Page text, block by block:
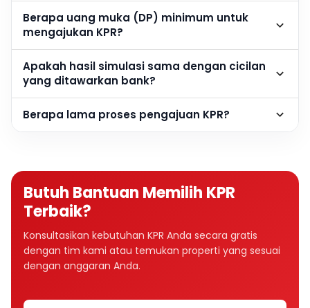
Berapa uang muka (DP) minimum untuk
mengajukan KPR?
Apakah hasil simulasi sama dengan cicilan
yang ditawarkan bank?
Berapa lama proses pengajuan KPR?
Butuh Bantuan Memilih KPR
Terbaik?
Konsultasikan kebutuhan KPR Anda secara gratis
dengan tim kami atau temukan properti yang sesuai
dengan anggaran Anda.